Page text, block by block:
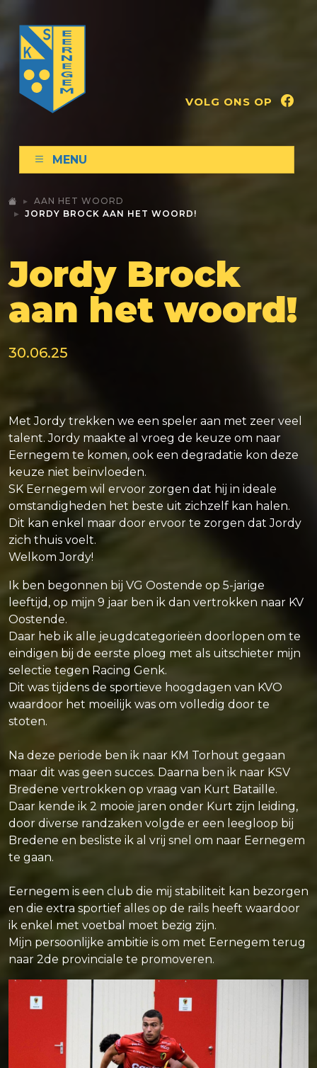
VOLG ONS OP
MENU
AAN HET WOORD
JORDY BROCK AAN HET WOORD!
Jordy Brock
aan het woord!
30.06.25
Met Jordy trekken we een speler aan met zeer veel
talent. Jordy maakte al vroeg de keuze om naar
Eernegem te komen, ook een degradatie kon deze
keuze niet beïnvloeden.
SK Eernegem wil ervoor zorgen dat hij in ideale
omstandigheden het beste uit zichzelf kan halen.
Dit kan enkel maar door ervoor te zorgen dat Jordy
zich thuis voelt.
Welkom Jordy!
Ik ben begonnen bij VG Oostende op 5-jarige
leeftijd, op mijn 9 jaar ben ik dan vertrokken naar KV
Oostende.
Daar heb ik alle jeugdcategorieën doorlopen om te
eindigen bij de eerste ploeg met als uitschieter mijn
selectie tegen Racing Genk.
Dit was tijdens de sportieve hoogdagen van KVO
waardoor het moeilijk was om volledig door te
stoten.
Na deze periode ben ik naar KM Torhout gegaan
maar dit was geen succes. Daarna ben ik naar KSV
Bredene vertrokken op vraag van Kurt Bataille.
Daar kende ik 2 mooie jaren onder Kurt zijn leiding,
door diverse randzaken volgde er een leegloop bij
Bredene en besliste ik al vrij snel om naar Eernegem
te gaan.
Eernegem is een club die mij stabiliteit kan bezorgen
en die extra sportief alles op de rails heeft waardoor
ik enkel met voetbal moet bezig zijn.
Mijn persoonlijke ambitie is om met Eernegem terug
naar 2de provinciale te promoveren.